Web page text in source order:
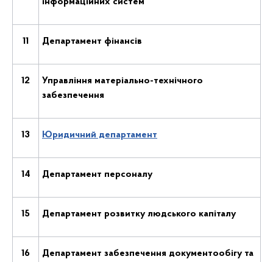
11 Департамент фінансів
12
Управління матеріально-технічного
забезпечення
13 Юридичний департамент
14 Департамент персоналу
15 Департамент розвитку людського капіталу
16 Департамент забезпечення документообігу та